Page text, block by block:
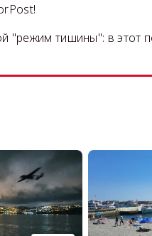
"режим тишины": в этот